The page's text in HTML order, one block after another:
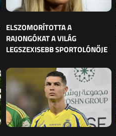
ELSZOMORÍTOTTA A
RAJONGÓKAT A VILÁG
LEGSZEXISEBB SPORTOLÓNŐJE